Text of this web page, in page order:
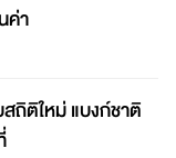
ค่า
แบงก์ชาติ